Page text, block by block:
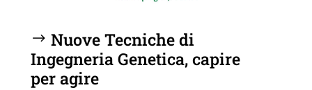
Nuove Tecniche di
Ingegneria Genetica, capire
per agire